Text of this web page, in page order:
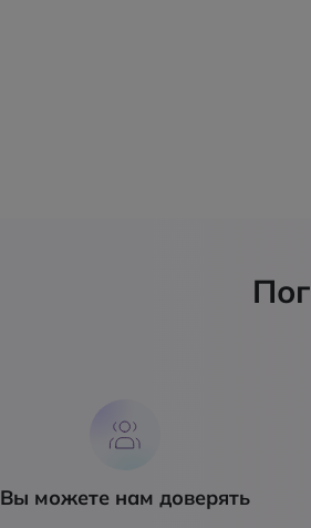
Вы можете нам доверять